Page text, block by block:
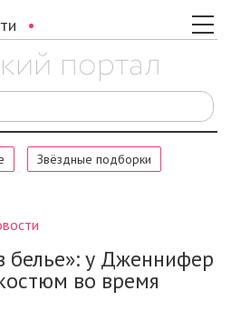
Звёздные подборки
белье»: у Дженнифер
во время